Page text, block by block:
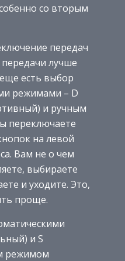
со вторым
передач
лучше
есть выбор
режимами – D
и ручным
переключаете
на левой
Вам не о чем
выбираете
и уходите. Это,
проще.
и S
режимом